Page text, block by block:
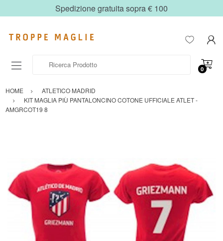
Spedizione gratuita sopra € 100
0
HOME
ATLETICO MADRID
KIT MAGLIA PIÙ PANTALONCINO COTONE UFFICIALE ATLET -
AMGRCOT19 8